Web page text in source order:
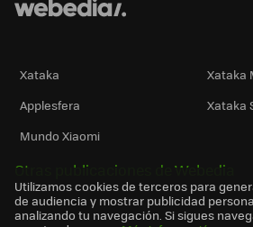
Xataka
Xataka
Applesfera
Xataka
Mundo Xiaomi
Otras publicaciones de Webedia
Utilizamos cookies de terceros para
de audiencia y mostrar publicidad
analizando tu navegación. Si sigues